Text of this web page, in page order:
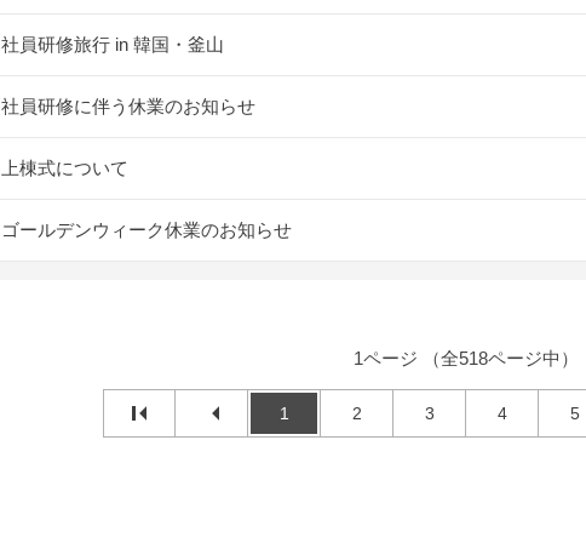
社員研修旅行 in 韓国・釜山
社員研修に伴う休業のお知らせ
上棟式について
ゴールデンウィーク休業のお知らせ
1ページ （全518ページ中）
1 2 3 4 5